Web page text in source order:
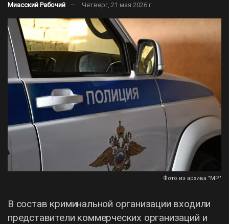
Миасский Рабочий Четверг, 21 мая 2026 г.
Фото из архива "МР"
В состав криминальной организации входили
представители коммерческих организаций и